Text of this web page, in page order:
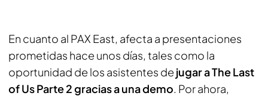
En cuanto al PAX East, afecta a presentaciones
prometidas hace unos días, tales como la
oportunidad de los asistentes de jugar a The Last
of Us Parte 2 gracias a una demo. Por ahora,